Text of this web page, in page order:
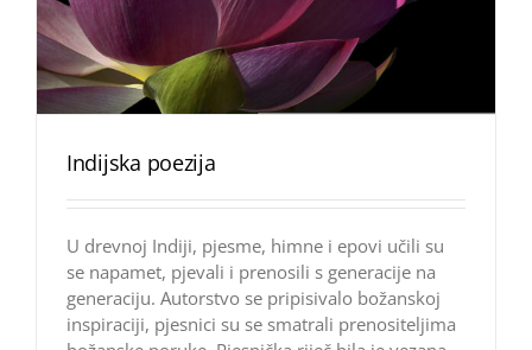
Indijska poezija
U drevnoj Indiji, pjesme, himne i epovi učili su
se napamet, pjevali i prenosili s generacije na
generaciju. Autorstvo se pripisivalo božanskoj
inspiraciji, pjesnici su se smatrali prenositeljima